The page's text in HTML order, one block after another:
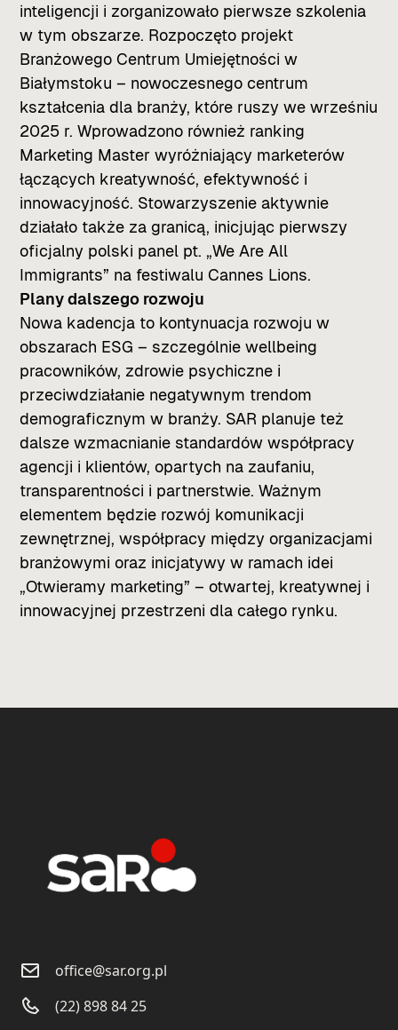
inteligencji i zorganizowało pierwsze szkolenia
w tym obszarze. Rozpoczęto projekt
Branżowego Centrum Umiejętności w
Białymstoku – nowoczesnego centrum
kształcenia dla branży, które ruszy we wrześniu
2025 r. Wprowadzono również ranking
Marketing Master wyróżniający marketerów
łączących kreatywność, efektywność i
innowacyjność. Stowarzyszenie aktywnie
działało także za granicą, inicjując pierwszy
oficjalny polski panel pt. „We Are All
Immigrants” na festiwalu Cannes Lions.
Plany dalszego rozwoju
Nowa kadencja to kontynuacja rozwoju w
obszarach ESG – szczególnie wellbeing
pracowników, zdrowie psychiczne i
przeciwdziałanie negatywnym trendom
demograficznym w branży. SAR planuje też
dalsze wzmacnianie standardów współpracy
agencji i klientów, opartych na zaufaniu,
transparentności i partnerstwie. Ważnym
elementem będzie rozwój komunikacji
zewnętrznej, współpracy między organizacjami
branżowymi oraz inicjatywy w ramach idei
„Otwieramy marketing” – otwartej, kreatywnej i
innowacyjnej przestrzeni dla całego rynku.
office@sar.org.pl
(22) 898 84 25